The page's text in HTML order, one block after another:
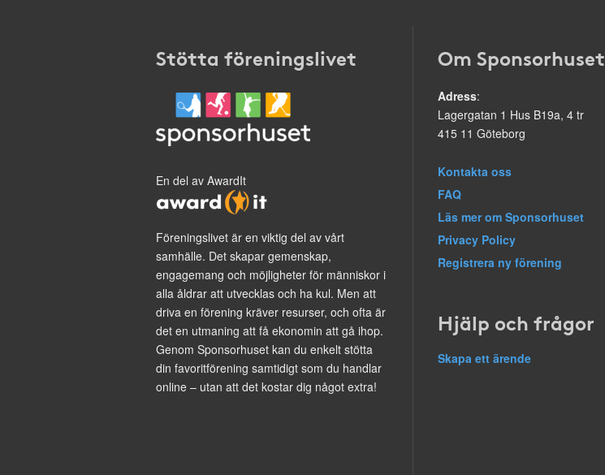
Stötta föreningslivet
En del av AwardIt
Föreningslivet är en viktig del av vårt
samhälle. Det skapar gemenskap,
engagemang och möjligheter för människor i
alla åldrar att utvecklas och ha kul. Men att
driva en förening kräver resurser, och ofta är
det en utmaning att få ekonomin att gå ihop.
Genom Sponsorhuset kan du enkelt stötta
din favoritförening samtidigt som du handlar
online – utan att det kostar dig något extra!
Om Sponsorhuset
Adress:
Lagergatan 1 Hus B19a, 4 tr
415 11 Göteborg
Kontakta oss
FAQ
Läs mer om Sponsorhuset
Privacy Policy
Registrera ny förening
Hjälp och frågor
Skapa ett ärende